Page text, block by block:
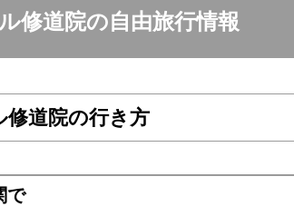
修道院の自由旅行情報
道院の行き方
で